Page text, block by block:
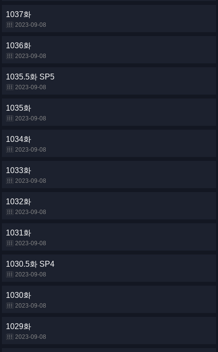
1037화
2023-09-08
1036화
2023-09-08
1035.5화 SP5
2023-09-08
1035화
2023-09-08
1034화
2023-09-08
1033화
2023-09-08
1032화
2023-09-08
1031화
2023-09-08
1030.5화 SP4
2023-09-08
1030화
2023-09-08
1029화
2023-09-08